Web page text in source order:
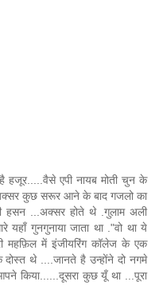
हजूर.....वैसे एपी नायब मोती चुन के
कुछ सरूर आने के बाद गजलो का
हसन ...अक्सर होते थे .गुलाम अली
यहाँ गुनगुनाया जाता था ."वो था ये
महफ़िल में इंजीयरिंग कॉलेज के एक
थे ....जानते है उन्होंने दो नगमे
किया......दूसरा कुछ यूँ था ...पूरा